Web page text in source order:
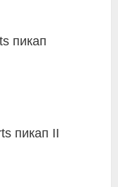
пикап
пикап II